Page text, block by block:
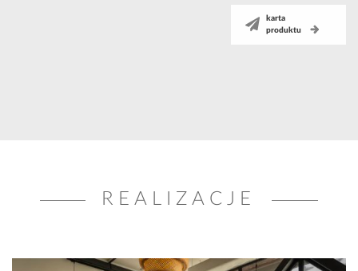
karta
produktu
REALIZACJE